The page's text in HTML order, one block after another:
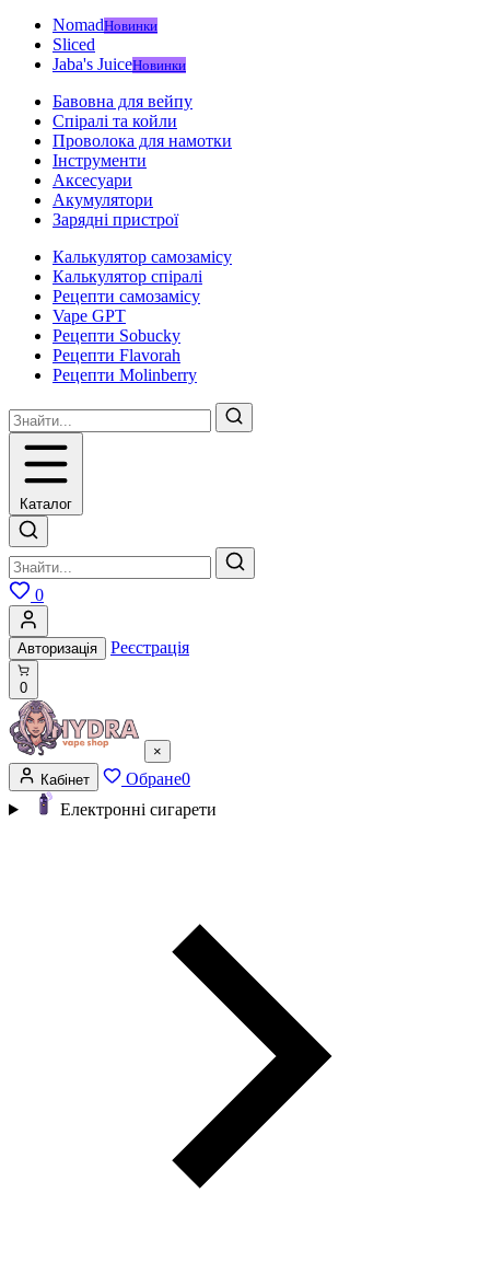
NomadНовинки
Sliced
Jaba's JuiceНовинки
Бавовна для вейпу
Спіралі та койли
Проволока для намотки
Інструменти
Аксесуари
Акумулятори
Зарядні пристрої
Калькулятор самозамісу
Калькулятор спіралі
Рецепти самозамісу
Vape GPT
Рецепти Sobucky
Рецепти Flavorah
Рецепти Molinberry
Каталог
0
Авторизація Реєстрація
0
×
Кабінет
Обране0
Електронні сигарети